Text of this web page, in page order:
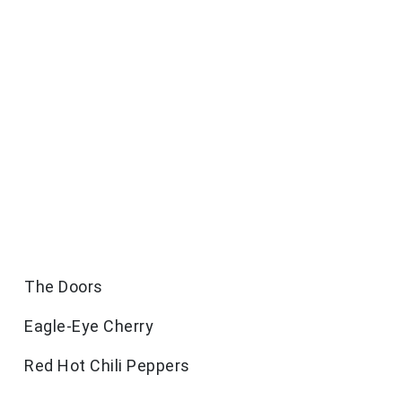
The Doors
Eagle-Eye Cherry
Red Hot Chili Peppers